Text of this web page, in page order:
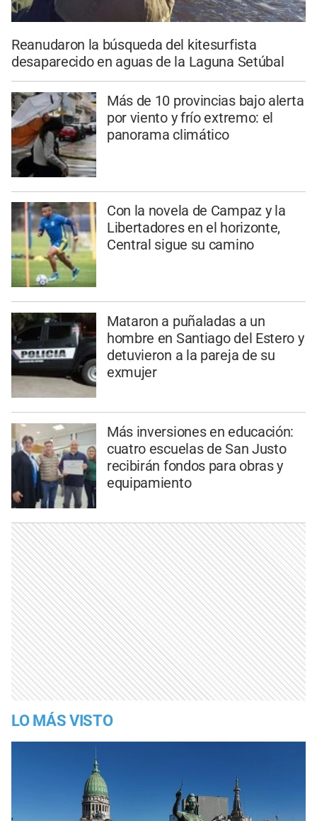
Reanudaron la búsqueda del kitesurfista
desaparecido en aguas de la Laguna Setúbal
Más de 10 provincias bajo alerta
por viento y frío extremo: el
panorama climático
Con la novela de Campaz y la
Libertadores en el horizonte,
Central sigue su camino
Mataron a puñaladas a un
hombre en Santiago del Estero y
detuvieron a la pareja de su
exmujer
Más inversiones en educación:
cuatro escuelas de San Justo
recibirán fondos para obras y
equipamiento
LO MÁS VISTO